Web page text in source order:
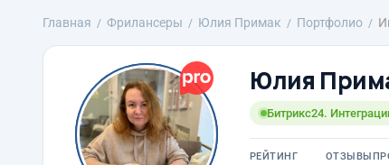
Главная Фрилансеры Юлия Примак Портфолио
Юлия
Битрикс24.
РЕЙТИНГ ОТЗЫВЫ